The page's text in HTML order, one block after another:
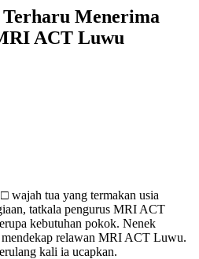
Menerima
ACT Luwu
wajah tua yang termakan usia
tatkala pengurus MRI ACT
kebutuhan pokok. Nenek
relawan MRI ACT Luwu.
kali ia ucapkan.